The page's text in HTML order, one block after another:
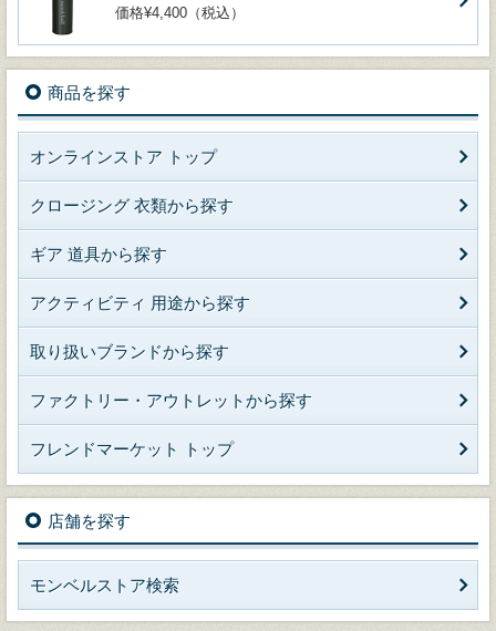
価格¥4,400（税込）
商品を探す
オンラインストア トップ
クロージング 衣類から探す
ギア 道具から探す
アクティビティ 用途から探す
取り扱いブランドから探す
ファクトリー・アウトレットから探す
フレンドマーケット トップ
店舗を探す
モンベルストア検索